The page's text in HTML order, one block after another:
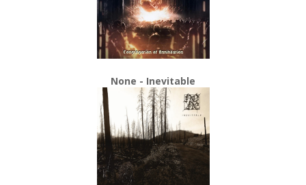
None - Inevitable